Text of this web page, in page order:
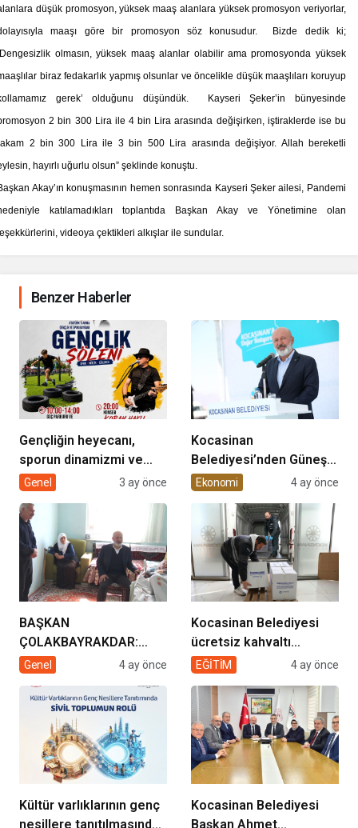
düşük promosyon, yüksek maaş alanlara yüksek promosyon veriyorlar,
maaşı göre bir promosyon söz konusudur. Bizde dedik ki;
olmasın, yüksek maaş alanlar olabilir ama promosyonda yüksek
biraz fedakarlık yapmış olsunlar ve öncelikle düşük maaşlıları koruyup
gerek’ olduğunu düşündük. Kayseri Şeker’in bünyesinde
2 bin 300 Lira ile 4 bin Lira arasında değişirken, iştiraklerde ise bu
2 bin 300 Lira ile 3 bin 500 Lira arasında değişiyor. Allah bereketli
hayırlı uğurlu olsun” şeklinde konuştu.
Akay’ın konuşmasının hemen sonrasında Kayseri Şeker ailesi, Pandemi
katılamadıkları toplantıda Başkan Akay ve Yönetimine olan
videoya çektikleri alkışlar ile sundular.
Benzer Haberler
Gençliğin heyecanı,
sporun dinamizmi ve
müziğin coşkusu
geliyor!
Genel 3 ay önce
Kocasinan
Belediyesi’nden Güneş
Enerjisi Hamlesi
Ekonomi 4 ay önce
BAŞKAN
ÇOLAKBAYRAKDAR:
“EVDE SAĞLIK
GÖNÜLLERE
DOKUNUYORUZ”
Genel 4 ay önce
Kocasinan Belediyesi
ücretsiz kahvaltı
desteği projesi
EĞİTİM 4 ay önce
Kültür varlıklarının genç
nesillere tanıtılmasında
Kocasinan Belediyesi
Başkan Ahmet